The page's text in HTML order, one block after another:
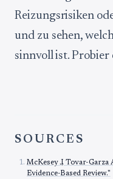
Reizungsrisiken
und zu sehen,
sinnvoll ist. Probier
SOURCES
McKesey J, Tovar-Garza
Evidence-Based Review."